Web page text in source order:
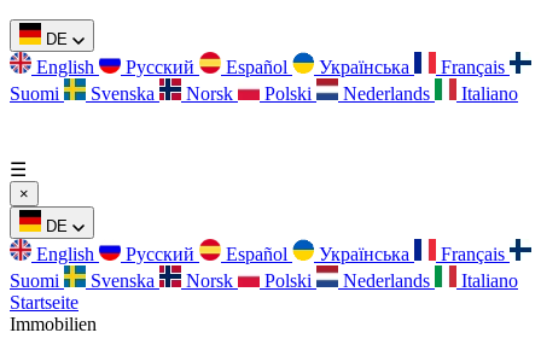
DE
English Русский Español Українська
Français
Suomi
Svenska Norsk Polski Nederlands Italiano
☰
×
DE
English Русский Español Українська
Français
Suomi
Svenska Norsk Polski Nederlands
Italiano
Startseite
Immobilien